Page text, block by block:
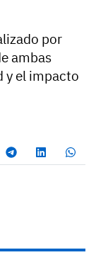
por
ambas
y el impacto